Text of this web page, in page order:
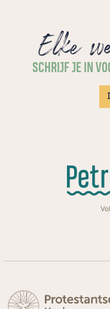
Elke
SCHRIJF JE IN